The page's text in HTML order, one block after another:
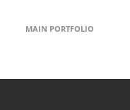
MAIN PORTFOLIO